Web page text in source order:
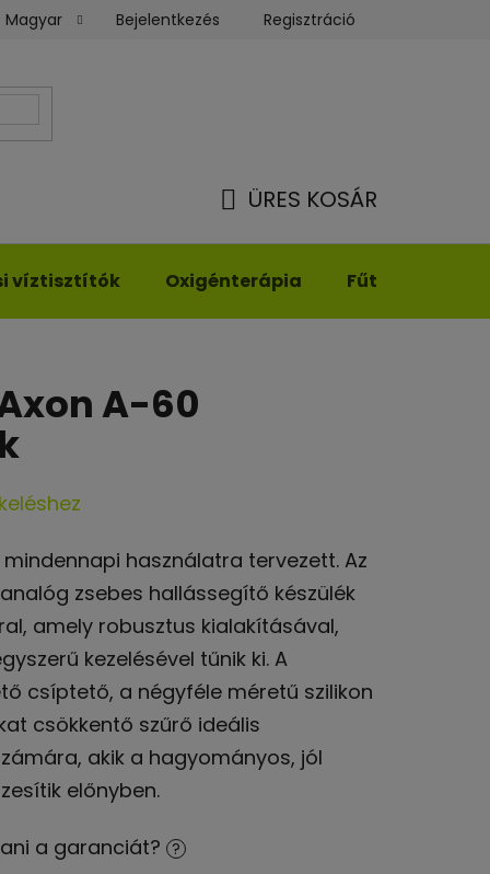
Üzleti feltételek Rendelésem
Magyar Bejelentkezés Regisztráció
ÜRES KOSÁR
víztisztítók Oxigénterápia Fűthető
A-60
használatra tervezett. Az
zsebes hallássegítő készülék
amely robusztus kialakításával,
kezelésével tűnik ki. A
csíptető, a négyféle méretű szilikon
csökkentő szűrő ideális
akik a hagyományos, jól
előnyben.
a garanciát? ?